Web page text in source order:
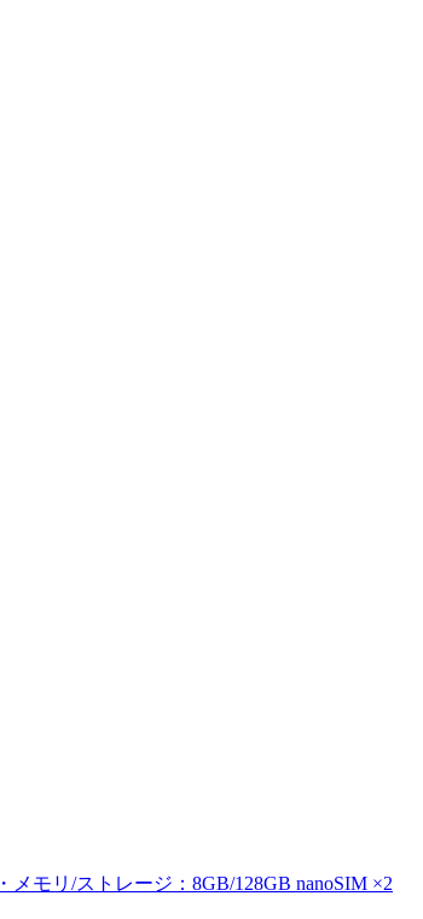
メモリ/ストレージ：8GB/128GB nanoSIM ×2